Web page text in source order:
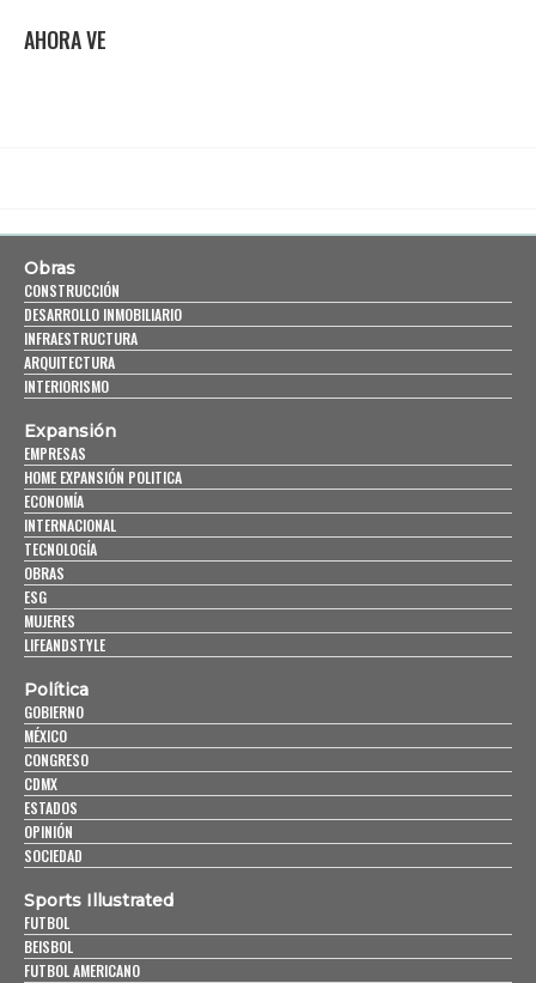
AHORA VE
Obras
CONSTRUCCIÓN
DESARROLLO INMOBILIARIO
INFRAESTRUCTURA
ARQUITECTURA
INTERIORISMO
Expansión
EMPRESAS
HOME EXPANSIÓN POLITICA
ECONOMÍA
INTERNACIONAL
TECNOLOGÍA
OBRAS
ESG
MUJERES
LIFEANDSTYLE
Política
GOBIERNO
MÉXICO
CONGRESO
CDMX
ESTADOS
OPINIÓN
SOCIEDAD
Sports Illustrated
FUTBOL
BEISBOL
FUTBOL AMERICANO